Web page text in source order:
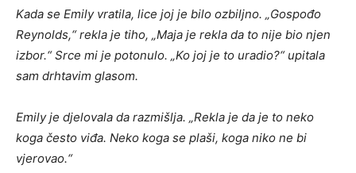
Kada se Emily vratila, lice joj je bilo ozbiljno. „Gospođo
Reynolds,“ rekla je tiho, „Maja je rekla da to nije bio njen
izbor.“ Srce mi je potonulo. „Ko joj je to uradio?“ upitala
sam drhtavim glasom.
Emily je djelovala da razmišlja. „Rekla je da je to neko
koga često viđa. Neko koga se plaši, koga niko ne bi
vjerovao.“